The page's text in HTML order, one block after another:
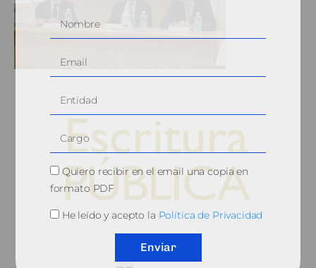
© 2010, Consejo General del Notariado
Quiero recibir en el email una copia en
formato PDF
He leído y acepto la Política de Privacidad
Enviar